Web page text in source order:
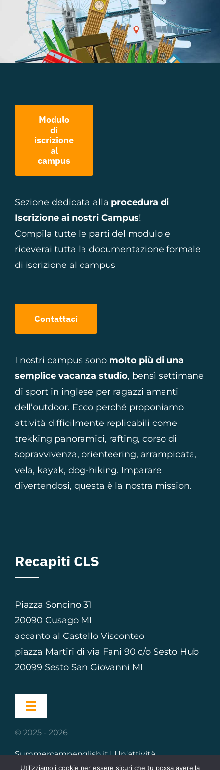
Modulo
di
iscrizione
al
campus
Sezione dedicata alla procedura di
Iscrizione ai nostri Campus!
Compila tutte le parti del modulo e
riceverai tutta la documentazione formale
di iscrizione al campus
Contattaci
I nostri campus sono molto più di una
semplice vacanza studio, bensì settimane
di sport in inglese per ragazzi amanti
dell’outdoor. Ecco perché proponiamo
attività difficilmente replicabili come
trekking panoramici, rafting, corso di
sopravvivenza, orienteering, arrampicata,
vela, kayak, dog-hiking. Imparare
divertendosi, questa è la nostra mission.
Recapiti CLS
Piazza Soncino 31
20090 Cusago MI
accanto al Castello Visconteo
piazza Martiri di via Fani 90 c/o Sesto Hub
20099 Sesto San Giovanni MI
Toggle
Home
Sport Camp
© 2025 - 2026
Summercampenglish.it | Un'attività
CountryLanguageSchool® |Cookie Policy|
Utilizziamo i cookie per essere sicuri che tu possa avere la